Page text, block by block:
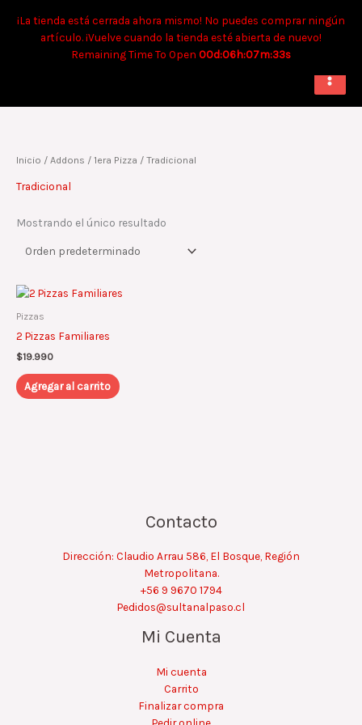
¡La tienda está cerrada ahora mismo! No puedes comprar ningún
artículo. ¡Vuelve cuando la tienda esté abierta de nuevo!
Remaining Time To Open 00d:06h:07m:33s
Tiempo aproximado para envíos a domicilio: 90 min. Para retiro:
40 min.
contenido
Inicio / Addons / 1era Pizza / Tradicional
Tradicional
Mostrando el único resultado
Pizzas
2 Pizzas Familiares
$19.990
Agregar al carrito
Contacto
Dirección: Claudio Arrau 586, El Bosque, Región
Metropolitana.
+56 9 9670 1794
Pedidos@sultanalpaso.cl
Mi Cuenta
Mi cuenta
Carrito
Finalizar compra